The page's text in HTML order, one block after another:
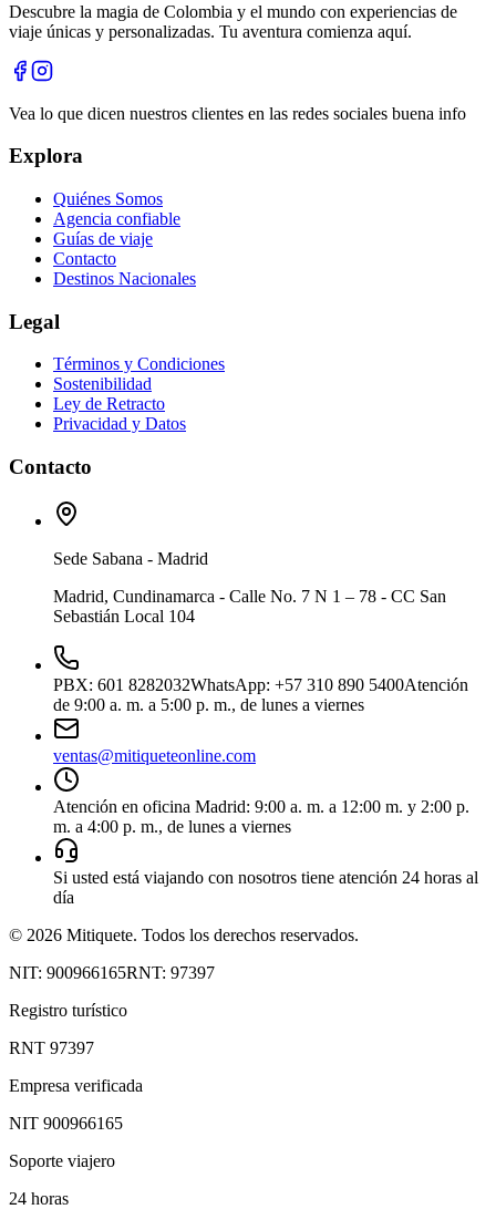
Descubre la magia de Colombia y el mundo con experiencias de
viaje únicas y personalizadas. Tu aventura comienza aquí.
Vea lo que dicen nuestros clientes en las redes sociales buena info
Explora
Quiénes Somos
Agencia confiable
Guías de viaje
Contacto
Destinos Nacionales
Legal
Términos y Condiciones
Sostenibilidad
Ley de Retracto
Privacidad y Datos
Contacto
Sede Sabana - Madrid
Madrid, Cundinamarca - Calle No. 7 N 1 – 78 - CC San
Sebastián Local 104
PBX: 601 8282032WhatsApp: +57 310 890 5400Atención
de 9:00 a. m. a 5:00 p. m., de lunes a viernes
ventas@mitiqueteonline.com
Atención en oficina Madrid: 9:00 a. m. a 12:00 m. y 2:00 p.
m. a 4:00 p. m., de lunes a viernes
Si usted está viajando con nosotros tiene atención 24 horas al
día
© 2026 Mitiquete. Todos los derechos reservados.
NIT: 900966165RNT: 97397
Registro turístico
RNT 97397
Empresa verificada
NIT 900966165
Soporte viajero
24 horas